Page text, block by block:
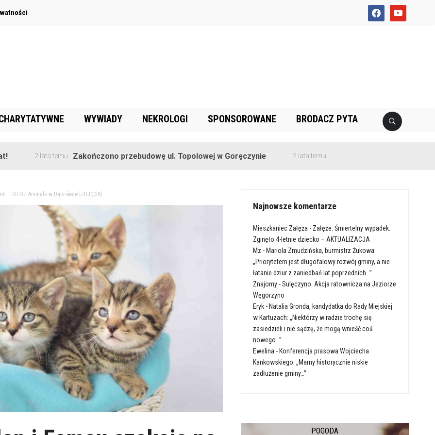
facebookyoutube
WYWIADY NEKROLOGI SPONSOROWANE BRODACZ PYTA
2 lata temu Zakończono przebudowę ul. Topolowej w Goręczynie 2 lata temu
– OTOZ Animals w Dąbrówce [ZDJĘCIA]
Najnowsze komentarze
Mieszkaniec Załęża - Załęże. Śmiertelny wypadek.
Zginęło 4-letnie dziecko – AKTUALIZACJA
Mz - Mariola Zmudzińska, burmistrz Żukowa:
„Priorytetem jest długofalowy rozwój gminy, a nie
łatanie dziur z zaniedbań lat poprzednich…”
Znajomy -Sulęczyno. Akcja ratownicza na Jeziorze
Węgorzyno
Eryk - Natalia Gronda, kandydatka do Rady Miejskiej
w Kartuzach: „Niektórzy w radzie trochę się
zasiedzieli i nie sądzę, że mogą wnieść coś
nowego…”
Ewelina - Konferencja prasowa Wojciecha
Kankowskiego: „Mamy historycznie niskie
zadłużenie gminy…”
POGODA